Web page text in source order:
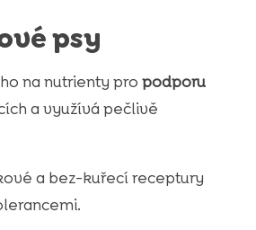
psy
na nutrienty pro podporu
a využívá pečlivě
a bez-kuřecí receptury